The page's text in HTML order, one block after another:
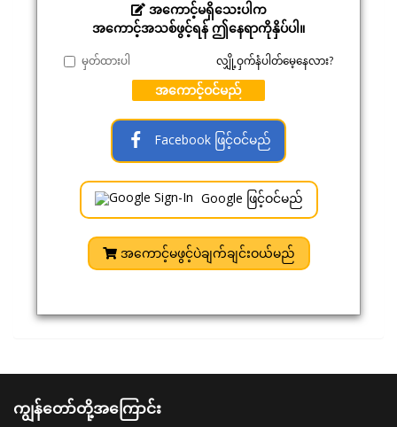
အကောင့်မရှိသေးပါက
အကောင့်အသစ်ဖွင့်ရန် ဤနေရာကိုနှိပ်ပါ။
မှတ်ထားပါ လျှို့ဝှက်နံပါတ်မေ့နေလား?
အကောင့်ဝင်မည်
Facebook ဖြင့်ဝင်မည်
Google ဖြင့်ဝင်မည်
အကောင့်မဖွင့်ပဲချက်ချင်းဝယ်မည်
ကျွန်တော်တို့အကြောင်း